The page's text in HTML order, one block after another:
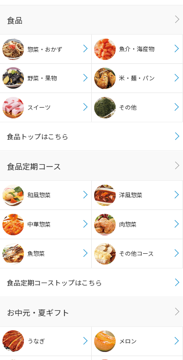
食品
惣菜・おかず 魚介・海産物
野菜・果物 米・麺・パン
スイーツ その他
食品トップはこちら
食品定期コース
和風惣菜 洋風惣菜
中華惣菜 肉惣菜
魚惣菜 その他コース
食品定期コーストップはこちら
お中元・夏ギフト
うなぎ メロン